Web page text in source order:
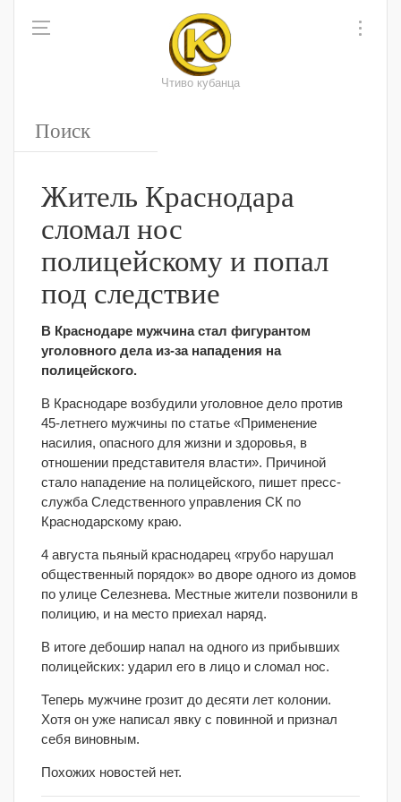
Чтиво кубанца
Житель Краснодара
сломал нос
полицейскому и попал
под следствие
В Краснодаре мужчина стал фигурантом
уголовного дела из-за нападения на
полицейского.
В Краснодаре возбудили уголовное дело против
45-летнего мужчины по статье «Применение
насилия, опасного для жизни и здоровья, в
отношении представителя власти». Причиной
стало нападение на полицейского, пишет пресс-
служба Следственного управления СК по
Краснодарскому краю.
4 августа пьяный краснодарец «грубо нарушал
общественный порядок» во дворе одного из домов
по улице Селезнева. Местные жители позвонили в
полицию, и на место приехал наряд.
В итоге дебошир напал на одного из прибывших
полицейских: ударил его в лицо и сломал нос.
Теперь мужчине грозит до десяти лет колонии.
Хотя он уже написал явку с повинной и признал
себя виновным.
Похожих новостей нет.